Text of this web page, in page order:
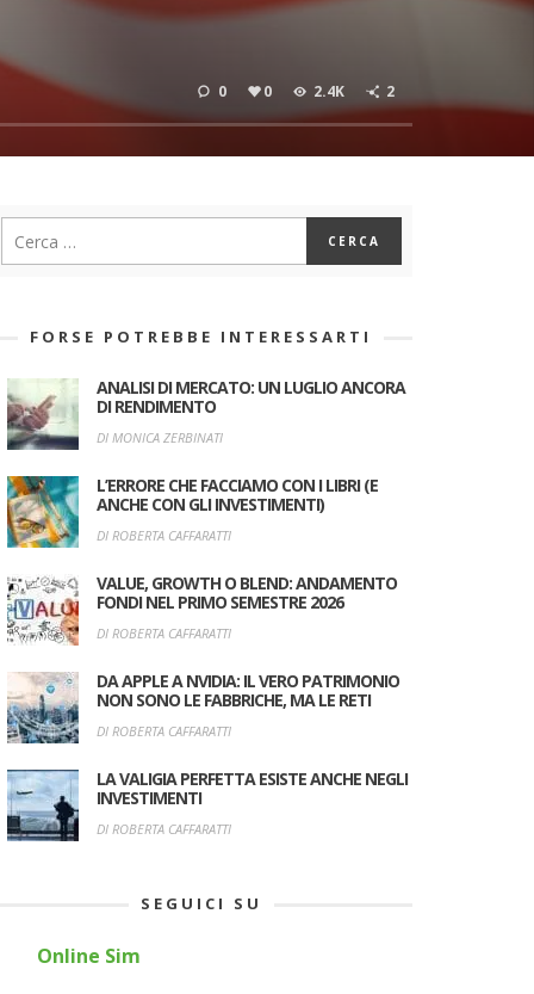
0 0 2.4K 2
FORSE POTREBBE INTERESSARTI
ANALISI DI MERCATO: UN LUGLIO ANCORA
DI RENDIMENTO
DI MONICA ZERBINATI
L’ERRORE CHE FACCIAMO CON I LIBRI (E
ANCHE CON GLI INVESTIMENTI)
DI ROBERTA CAFFARATTI
VALUE, GROWTH O BLEND: ANDAMENTO
FONDI NEL PRIMO SEMESTRE 2026
DI ROBERTA CAFFARATTI
DA APPLE A NVIDIA: IL VERO PATRIMONIO
NON SONO LE FABBRICHE, MA LE RETI
DI ROBERTA CAFFARATTI
LA VALIGIA PERFETTA ESISTE ANCHE NEGLI
INVESTIMENTI
DI ROBERTA CAFFARATTI
SEGUICI SU
Online Sim